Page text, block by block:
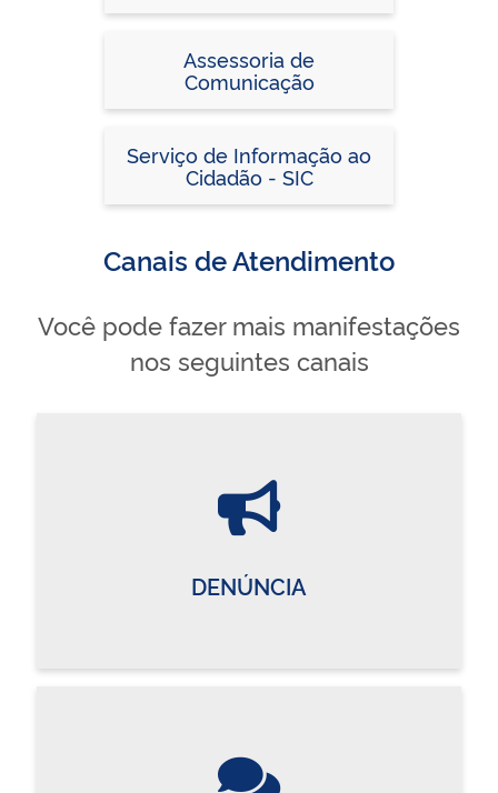
Assessoria de
Comunicação
Serviço de Informação ao
Cidadão - SIC
Canais de Atendimento
Você pode fazer mais manifestações
nos seguintes canais
DENÚNCIA